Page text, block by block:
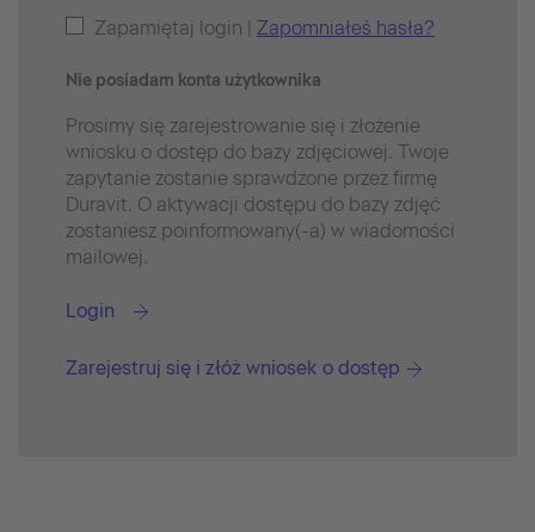
Zapamiętaj login | Zapomniałeś hasła?
Nie posiadam konta użytkownika
Prosimy się zarejestrowanie się i złożenie
wniosku o dostęp do bazy zdjęciowej. Twoje
zapytanie zostanie sprawdzone przez firmę
Duravit. O aktywacji dostępu do bazy zdjęć
zostaniesz poinformowany(-a) w wiadomości
mailowej.
Login
Zarejestruj się i złóż wniosek o dostęp